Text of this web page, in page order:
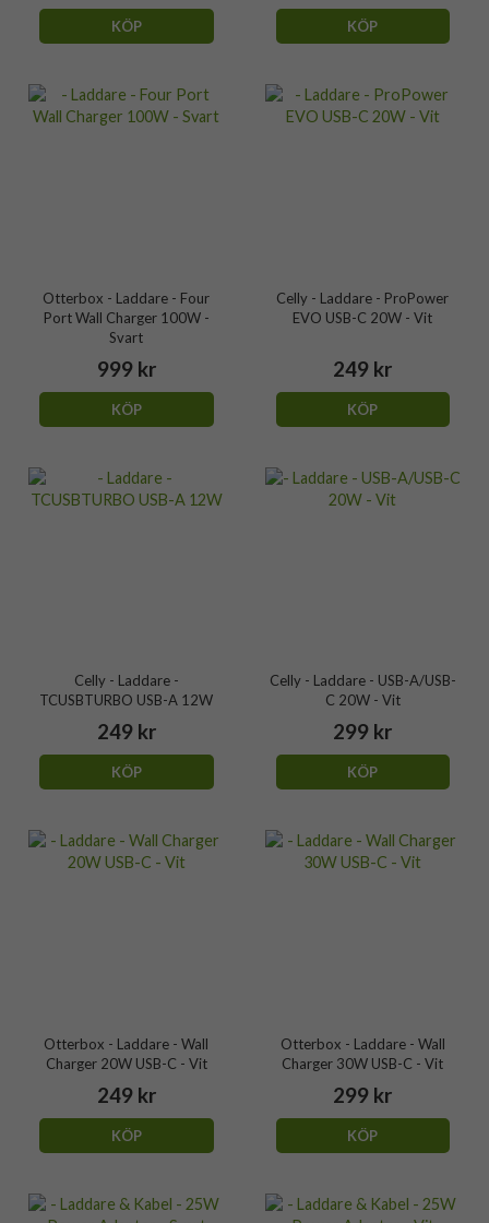
KÖP KÖP
Otterbox - Laddare - Four
Port Wall Charger 100W -
Svart
999 kr
KÖP
Celly - Laddare - ProPower
EVO USB-C 20W - Vit
249 kr
KÖP
Celly - Laddare -
TCUSBTURBO USB-A 12W
249 kr
KÖP
Celly - Laddare - USB-A/USB-
C 20W - Vit
299 kr
KÖP
Otterbox - Laddare - Wall
Charger 20W USB-C - Vit
249 kr
KÖP
Otterbox - Laddare - Wall
Charger 30W USB-C - Vit
299 kr
KÖP